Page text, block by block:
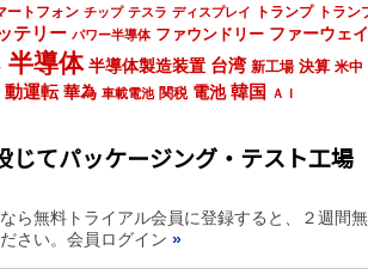
ートフォン チップ テスラ ディスプレイ トランプ
トラン
テリー パワー半導体 ファウンドリー ファーウェイ
半導体 半導体製造装置 台湾 新工場 決算 米中
動運転 華為 車載電池 関税 電池 韓国 ＡＩ
じてパッケージング・テスト工場
ら無料トライアル会員に登録すると、２週間
さい。会員ログイン »